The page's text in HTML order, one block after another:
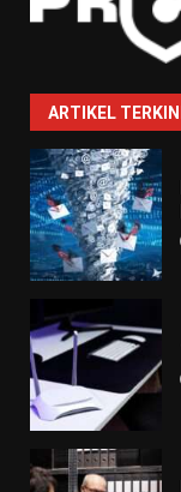
ARTIKEL TERKINI